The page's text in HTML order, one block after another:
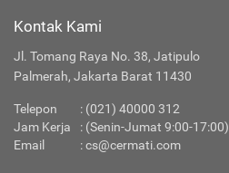
Kontak Kami
Jl. Tomang Raya No. 38, Jatipulo
Palmerah, Jakarta Barat 11430
Telepon : (021) 40000 312
Jam Kerja
: (Senin-Jumat 9:00-17:00)
Email
:cs@cermati.com